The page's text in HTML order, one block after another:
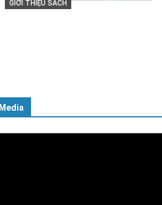
với Tổ quốc, với Đảng, Nhà nước
Media